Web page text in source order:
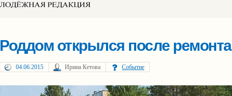
Роддом открылся после ремонта
04.06.2015 Ирина Кетова Событие